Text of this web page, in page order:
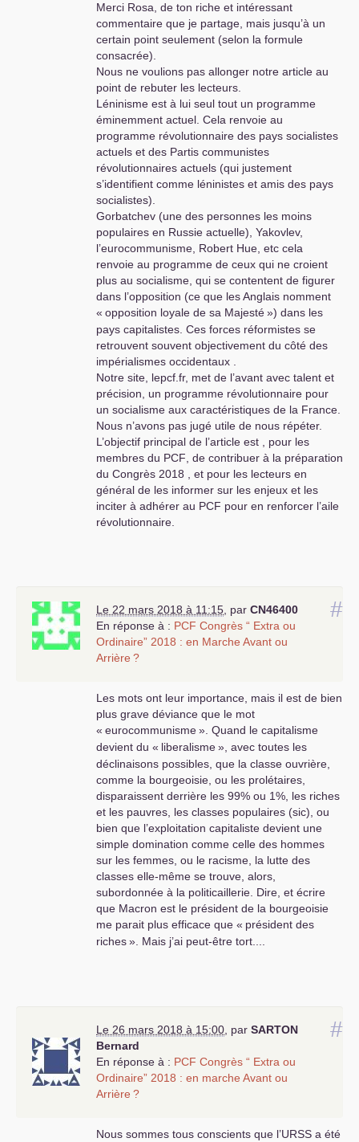
gravissime, il faudrait en ouvrir une autre, c’est
indispensable pour la formation et l’unité de
classe (et non pas ‘unité nationale’) des militants
et même de la gauche conséquente. Cas
contraire, les débats sont très pauvres, sans
aller à l’essentiel. Cette formation est d’autant
plus nécessaire que même les syndicalistes ne
s’y retrouvent pas. Exemple : on parle
maintenant d’une meilleure ‘répartition des
richesses’ - slogan obligatoire lors des
manifestations … - quand toute la question est
le ‘contrôle de la production’ de la valeur, des
richesses.
Merci Rosa, de ton riche et intéressant
commentaire que je partage, mais jusqu’à un
certain point seulement (selon la formule
consacrée).
Nous ne voulions pas allonger notre article au
point de rebuter les lecteurs.
Léninisme est à lui seul tout un programme
éminemment actuel. Cela renvoie au
programme révolutionnaire des pays socialistes
actuels et des Partis communistes
révolutionnaires actuels (qui justement
s’identifient comme léninistes et amis des pays
socialistes).
Gorbatchev (une des personnes les moins
populaires en Russie actuelle), Yakovlev,
l’eurocommunisme, Robert Hue, etc cela
renvoie au programme de ceux qui ne croient
plus au socialisme, qui se contentent de figurer
dans l’opposition (ce que les Anglais nomment
« opposition loyale de sa Majesté») dans les
pays capitalistes. Ces forces réformistes se
retrouvent souvent objectivement du côté des
impérialismes occidentaux .
Notre site, lepcf.fr, met de l’avant avec talent et
précision, un programme révolutionnaire pour
un socialisme aux caractéristiques de la France.
Nous n’avons pas jugé utile de nous répéter.
L’objectif principal de l’article est , pour les
membres du PCF , de contribuer à la préparation
du Congrès 2018 , et pour les lecteurs en
général de les informer sur les enjeux et les
inciter à adhérer au PCF pour en renforcer l’aile
révolutionnaire.
#
Le 22 mars 2018 à 11:15 par CN46400
En réponse à : PCF Congrès “ Extra ou
Ordinaire” 2018 : en Marche Avant ou
Arrière ?
Les mots ont leur importance, mais il est de bien
plus grave déviance que le mot
« eurocommunisme». Quand le capitalisme
devient du « liberalisme», avec toutes les
déclinaisons possibles, que la classe ouvrière,
comme la bourgeoisie, ou les prolétaires,
disparaissent derrière les 99% ou 1%, les riches
et les pauvres, les classes populaires (sic), ou
bien que l’exploitation capitaliste devient une
simple domination comme celle des hommes
sur les femmes, ou le racisme, la lutte des
classes elle-même se trouve, alors,
subordonnée à la politicaillerie. Dire, et écrire
que Macron est le président de la bourgeoisie
me parait plus efficace que « président des
riches». Mais j’ai peut-être tort....
#
Le 26 mars 2018 à 15:00 par SARTON
Bernard
En réponse à : PCF Congrès “ Extra ou
Ordinaire” 2018 : en marche Avant ou
Arrière ?
Nous sommes tous conscients que l’URSS a été